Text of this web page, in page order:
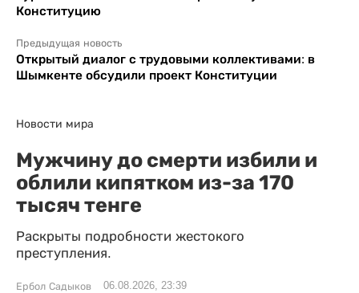
Конституцию
Предыдущая новость
Открытый диалог с трудовыми коллективами: в
Шымкенте обсудили проект Конституции
Новости мира
Мужчину до смерти избили и
облили кипятком из-за 170
тысяч тенге
Раскрыты подробности жестокого
преступления.
Ербол Садыков 06.08.2026, 23:39